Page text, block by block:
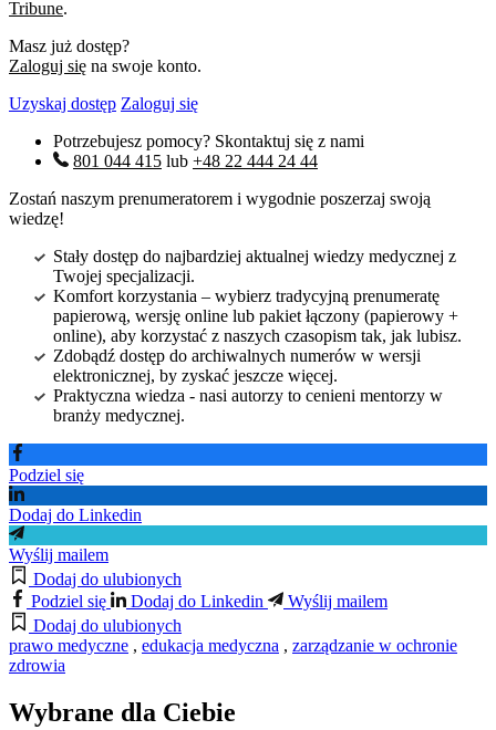
Tribune.
Masz już dostęp?
Zaloguj się na swoje konto.
Uzyskaj dostęp Zaloguj się
Potrzebujesz pomocy? Skontaktuj się z nami
801 044 415 lub +48 22 444 24 44
Zostań naszym prenumeratorem i wygodnie poszerzaj swoją
wiedzę!
Stały dostęp do najbardziej aktualnej wiedzy medycznej z
Twojej specjalizacji.
Komfort korzystania – wybierz tradycyjną prenumeratę
papierową, wersję online lub pakiet łączony (papierowy +
online), aby korzystać z naszych czasopism tak, jak lubisz.
Zdobądź dostęp do archiwalnych numerów w wersji
elektronicznej, by zyskać jeszcze więcej.
Praktyczna wiedza - nasi autorzy to cenieni mentorzy w
branży medycznej.
Podziel się
Dodaj do Linkedin
Wyślij mailem
Dodaj do ulubionych
Podziel się
Dodaj do Linkedin
Wyślij mailem
Dodaj do ulubionych
prawo medyczne , edukacja medyczna , zarządzanie w ochronie
zdrowia
Wybrane dla Ciebie